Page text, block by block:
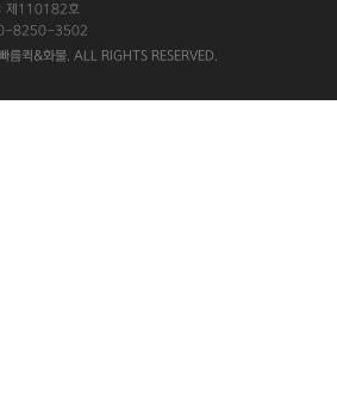
: 제110182호
8250-3502
퀵&화물. ALL RIGHTS RESERVED.